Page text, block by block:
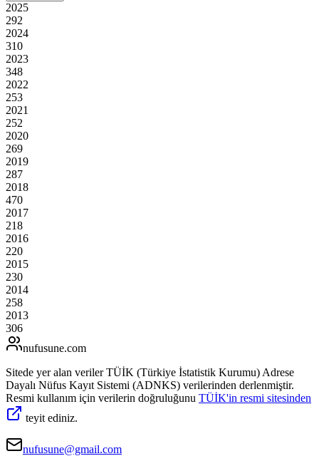
2025
292
2024
310
2023
348
2022
253
2021
252
2020
269
2019
287
2018
470
2017
218
2016
220
2015
230
2014
258
2013
306
nufusune.com
Sitede yer alan veriler TÜİK (Türkiye İstatistik Kurumu) Adrese
Dayalı Nüfus Kayıt Sistemi (ADNKS) verilerinden derlenmiştir.
Resmi kullanım için verilerin doğruluğunu TÜİK'in resmi sitesinden
teyit ediniz.
nufusune@gmail.com